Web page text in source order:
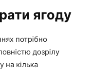
ягоду
потрібно
дозрілу
на кілька